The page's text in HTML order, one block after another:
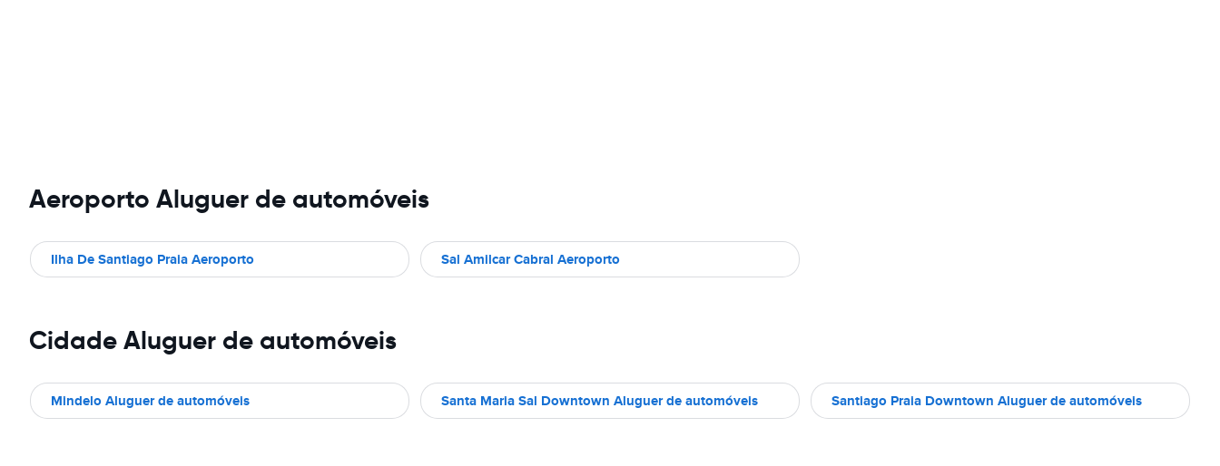
Aeroporto Aluguer de automóveis
Ilha De Santiago Praia Aeroporto Sal Amilcar Cabral Aeroporto
Cidade Aluguer de automóveis
Mindelo Aluguer de automóveis Santa Maria Sal Downtown Aluguer de automóveis Santiago Praia Downtown Aluguer de automóveis